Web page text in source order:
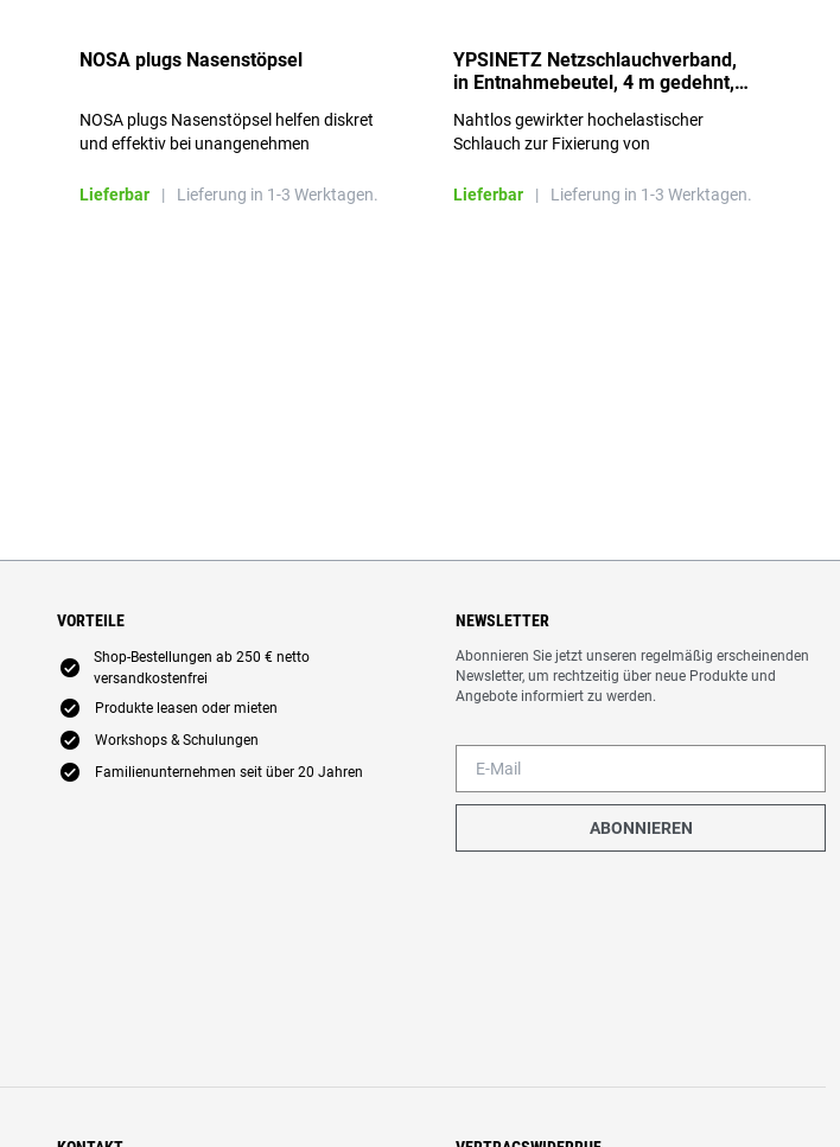
NOSA plugs Nasenstöpsel
NOSA plugs Nasenstöpsel helfen diskret
und effektiv bei unangenehmen
beeinträchtigen.
Lieferbar | Lieferung in 1-3 Werktagen.
YPSINETZ Netzschlauchverband,
in Entnahmebeutel, 4 m gedehnt,
Nahtlos gewirkter hochelastischer
Schlauch zur Fixierung von
Lieferbar
| Lieferung in 1-3 Werktagen.
VORTEILE
E
Shop-Bestellungen ab 250 € netto
versandkostenfrei
E Produkte leasen oder mieten
E Workshops & Schulungen
E Familienunternehmen seit über 20 Jahren
NEWSLETTER
Abonnieren Sie jetzt unseren regelmäßig erscheinenden
Newsletter, um rechtzeitig über neue Produkte und
Angebote informiert zu werden.
ABONNIEREN